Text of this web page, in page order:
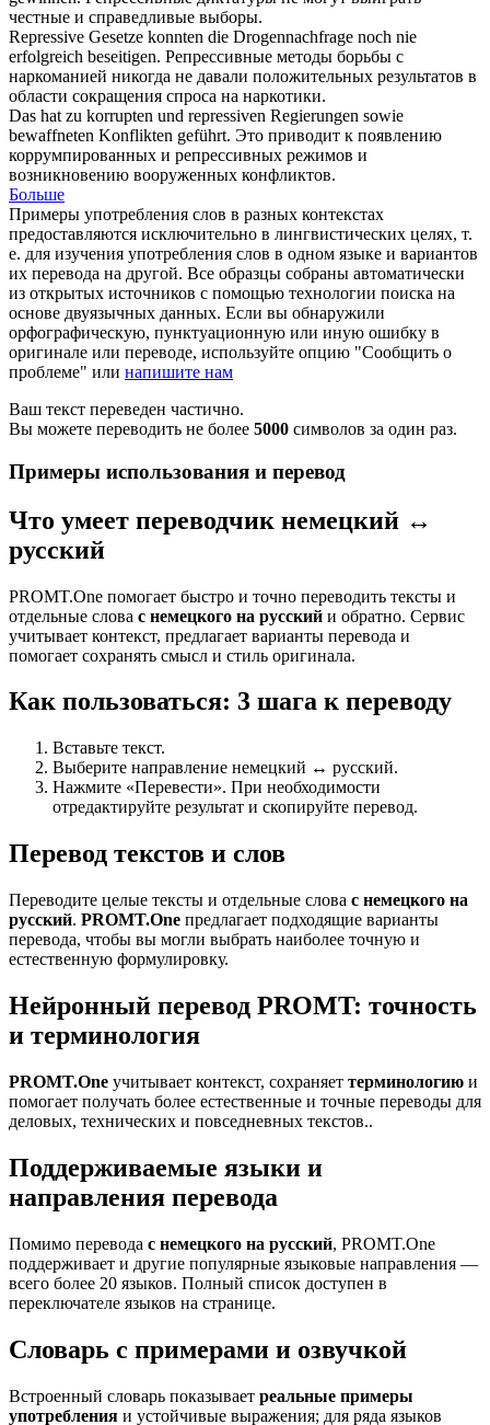
честные и справедливые выборы.
Repressive Gesetze konnten die Drogennachfrage noch nie
erfolgreich beseitigen. Репрессивные методы борьбы с
наркоманией никогда не давали положительных результатов в
области сокращения спроса на наркотики.
Das hat zu korrupten und repressiven Regierungen sowie
bewaffneten Konflikten geführt. Это приводит к появлению
коррумпированных и репрессивных режимов и
возникновению вооруженных конфликтов.
Больше
Примеры употребления слов в разных контекстах
предоставляются исключительно в лингвистических целях, т.
е. для изучения употребления слов в одном языке и вариантов
их перевода на другой. Все образцы собраны автоматически
из открытых источников с помощью технологии поиска на
основе двуязычных данных. Если вы обнаружили
орфографическую, пунктуационную или иную ошибку в
оригинале или переводе, используйте опцию "Сообщить о
проблеме" или напишите нам
Ваш текст переведен частично.
Вы можете переводить не более 5000 символов за один раз.
Примеры использования и перевод
Что умеет переводчик немецкий ↔
русский
PROMT.One помогает быстро и точно переводить тексты и
отдельные слова с немецкого на русский и обратно. Сервис
учитывает контекст, предлагает варианты перевода и
помогает сохранять смысл и стиль оригинала.
Как пользоваться: 3 шага к переводу
Вставьте текст.
Выберите направление немецкий ↔ русский.
Нажмите «Перевести». При необходимости
отредактируйте результат и скопируйте перевод.
Перевод текстов и слов
Переводите целые тексты и отдельные слова с немецкого на
русский. PROMT.One предлагает подходящие варианты
перевода, чтобы вы могли выбрать наиболее точную и
естественную формулировку.
Нейронный перевод PROMT: точность
и терминология
PROMT.One учитывает контекст, сохраняет терминологию и
помогает получать более естественные и точные переводы для
деловых, технических и повседневных текстов..
Поддерживаемые языки и
направления перевода
Помимо перевода с немецкого на русский, PROMT.One
поддерживает и другие популярные языковые направления —
всего более 20 языков. Полный список доступен в
переключателе языков на странице.
Словарь с примерами и озвучкой
Встроенный словарь показывает реальные примеры
употребления и устойчивые выражения; для ряда языков